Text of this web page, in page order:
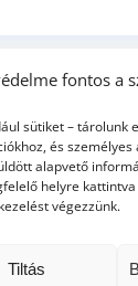
fontos a
sütiket – tárolunk
és személyes
alapvető
helyre
végezzünk.
Tiltás